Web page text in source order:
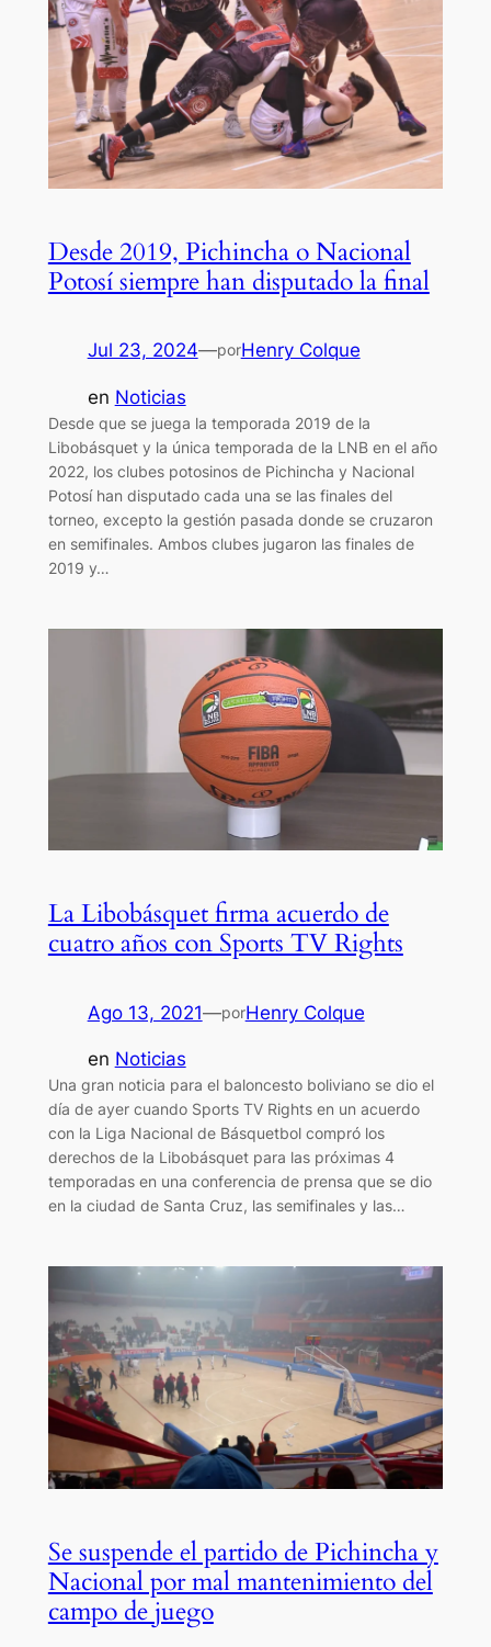
Desde 2019, Pichincha o Nacional
Potosí siempre han disputado la final
Jul 23, 2024—porHenry Colque
en Noticias
Desde que se juega la temporada 2019 de la
Libobásquet y la única temporada de la LNB en el año
2022, los clubes potosinos de Pichincha y Nacional
Potosí han disputado cada una se las finales del
torneo, excepto la gestión pasada donde se cruzaron
en semifinales. Ambos clubes jugaron las finales de
2019 y…
La Libobásquet firma acuerdo de
cuatro años con Sports TV Rights
Ago 13, 2021—porHenry Colque
en Noticias
Una gran noticia para el baloncesto boliviano se dio el
día de ayer cuando Sports TV Rights en un acuerdo
con la Liga Nacional de Básquetbol compró los
derechos de la Libobásquet para las próximas 4
temporadas en una conferencia de prensa que se dio
en la ciudad de Santa Cruz, las semifinales y las…
Se suspende el partido de Pichincha y
Nacional por mal mantenimiento del
campo de juego